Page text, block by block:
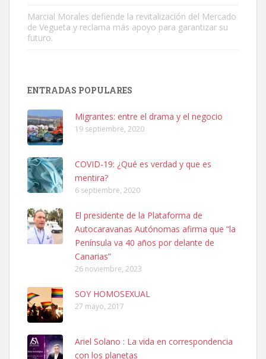
Leales.org » Gran Canaria
Ninfa perdida
El día 5 se los perdió una ninfa papillera, asustada tiene miedo a la
calle, se perdió por la zon...
Leales.org » Gran Canaria
6.7.2025
Adopcion
Marcial Morales defiende la revitalización del Mercado
de Vegueta y reclama más apoyo para garantizar su
futuro.
ENTRADAS POPULARES
Migrantes: entre el drama y el negocio
19 septiembre, 2020
COVID-19: ¿Qué es verdad y que es
mentira?
6 septiembre, 2020
El presidente de la Plataforma de
Autocaravanas Autónomas afirma que “la
Península va 40 años por delante de
Canarias”
26 noviembre, 2023
SOY HOMOSEXUAL
27 mayo, 2017
Ariel Solano : La vida en correspondencia
con los planetas